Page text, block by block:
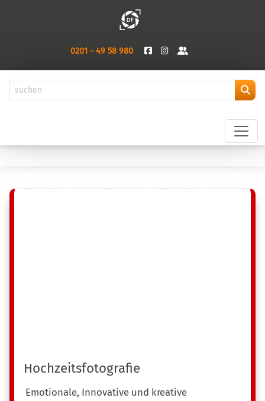
0201 - 49 58 980
Hochzeitsfotografie
Emotionale, Innovative und kreative